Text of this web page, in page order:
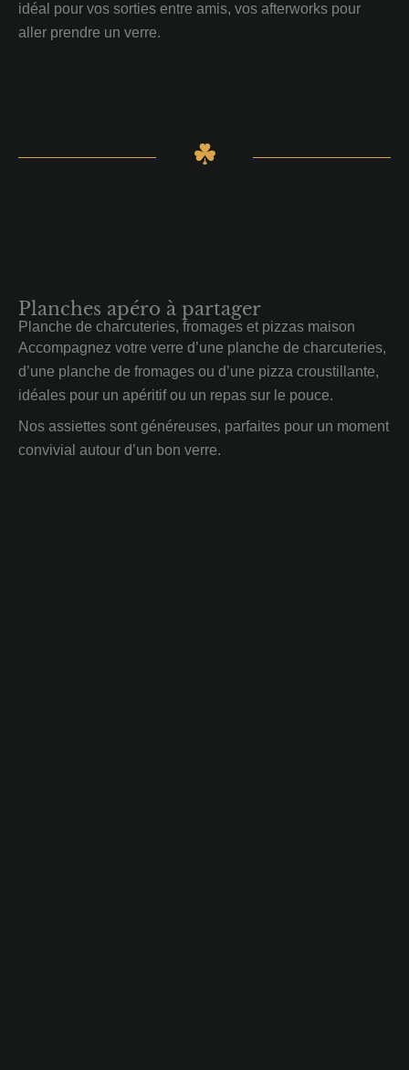
idéal pour vos sorties entre amis, vos afterworks pour
aller prendre un verre.
Planches apéro à partager
Planche de charcuteries, fromages et pizzas maison
Accompagnez votre verre d’une planche de charcuteries,
d’une planche de fromages ou d’une pizza croustillante,
idéales pour un apéritif ou un repas sur le pouce.
Nos assiettes sont généreuses, parfaites pour un moment
convivial autour d’un bon verre.